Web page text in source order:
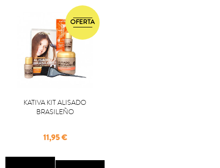
OFERTA
KATIVA KIT ALISADO
BRASILEÑO
Precio
11,95 €